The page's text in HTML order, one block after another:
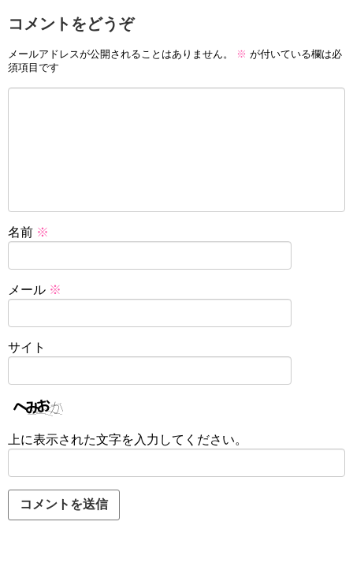
コメントをどうぞ
メールアドレスが公開されることはありません。 ※ が付いている欄は必
須項目です
名前 ※
メール ※
サイト
上に表示された文字を入力してください。